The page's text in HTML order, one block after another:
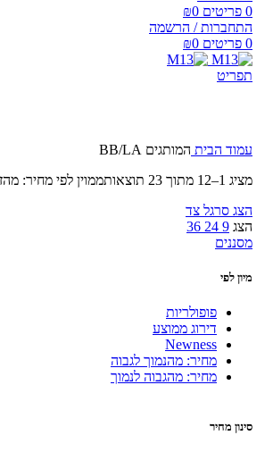
0 פריטים ₪0
התחברות / הרשמה
0 פריטים ₪0
תפריט
עמוד הבית המותגים BB/LA
מציג 1–12 מתוך 23 תוצאות
ממוין לפי מחיר:
הצג סרגל צד
הצג 9
24
36
מסננים
מיון לפי
פופולריות
דירוג ממוצע
Newness
מחיר: מהנמוך לגבוה
מחיר: מהגבוה לנמוך
סינון מחיר